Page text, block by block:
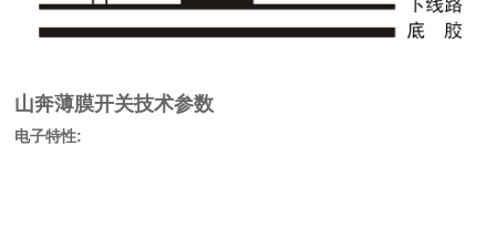
山奔薄膜开关技术参数
电子特性: